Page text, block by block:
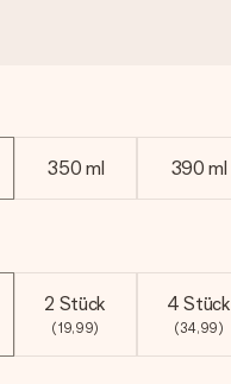
350 ml 390 ml
2 Stück
(19,99)
4 Stück
(34,99)